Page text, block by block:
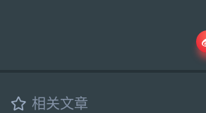
相关文章